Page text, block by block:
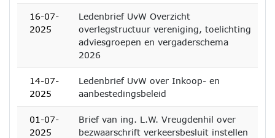
16-07-
2025
Ledenbrief UvW Overzicht
overlegstructuur vereniging, toelichting
adviesgroepen en vergaderschema
2026
14-07-
2025
Ledenbrief UvW over Inkoop- en
aanbestedingsbeleid
01-07-
2025
Brief van ing. L.W. Vreugdenhil over
bezwaarschrift verkeersbesluit instellen